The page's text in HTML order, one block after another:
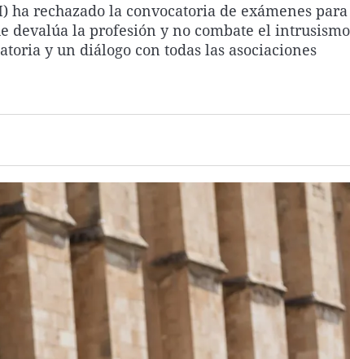
rechazado la convocatoria de exámenes
devalúa la profesión y no combate el
y un diálogo con todas las asociaciones